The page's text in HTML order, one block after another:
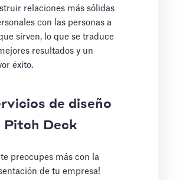
relaciones más sólidas
con las personas a
sirven, lo que se traduce
resultados y un
éxito.
de diseño
Pitch Deck
te preocupes más con la
de tu empresa!